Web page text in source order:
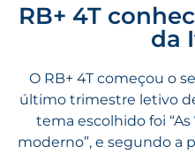
RB+ 4T
da
O RB+ 4T começou o
último trimestre letivo
tema escolhido foi
moderno”, e segundo a